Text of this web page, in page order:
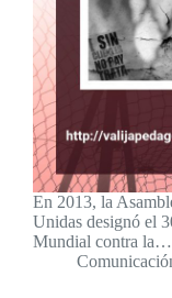
En 2013, la
Unidas designó el
Mundial contra la…